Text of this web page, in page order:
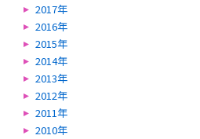
2017年
2016年
2015年
2014年
2013年
2012年
2011年
2010年